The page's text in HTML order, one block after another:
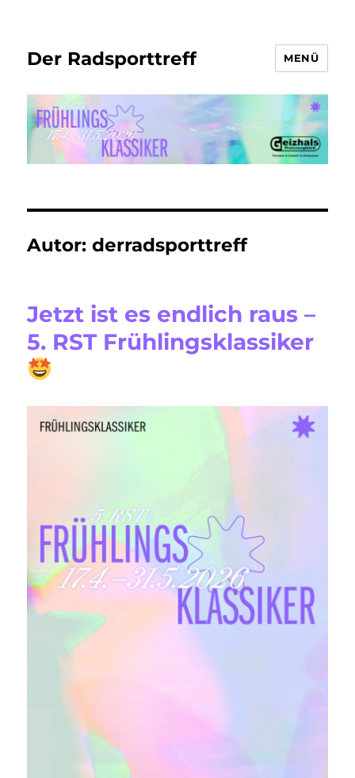
Der Radsporttreff MENÜ
Autor:derradsporttreff
Jetzt ist es endlich raus –
5. RST Frühlingsklassiker